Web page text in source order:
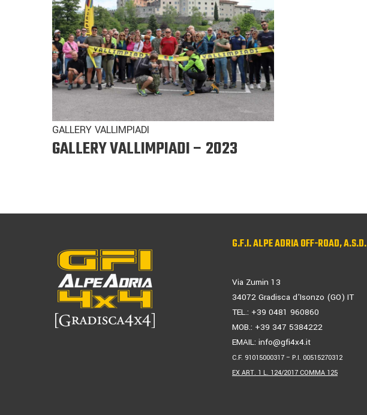
GALLERY VALLIMPIADI
GALLERY VALLIMPIADI – 2023
G.F.I. ALPE ADRIA OFF-ROAD, A.S.D.
Via Zumin 13
34072 Gradisca d’Isonzo (GO) IT
TEL.: +39 0481 960860
MOB.: +39 347 5384222
EMAIL: info@gfi4x4.it
C.F. 91015000317 – P.I. 00515270312
EX ART. 1 L. 124/2017 COMMA 125